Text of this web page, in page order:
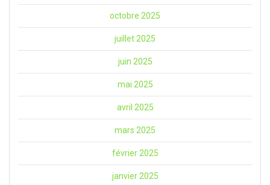
octobre 2025
juillet 2025
juin 2025
mai 2025
avril 2025
mars 2025
février 2025
janvier 2025